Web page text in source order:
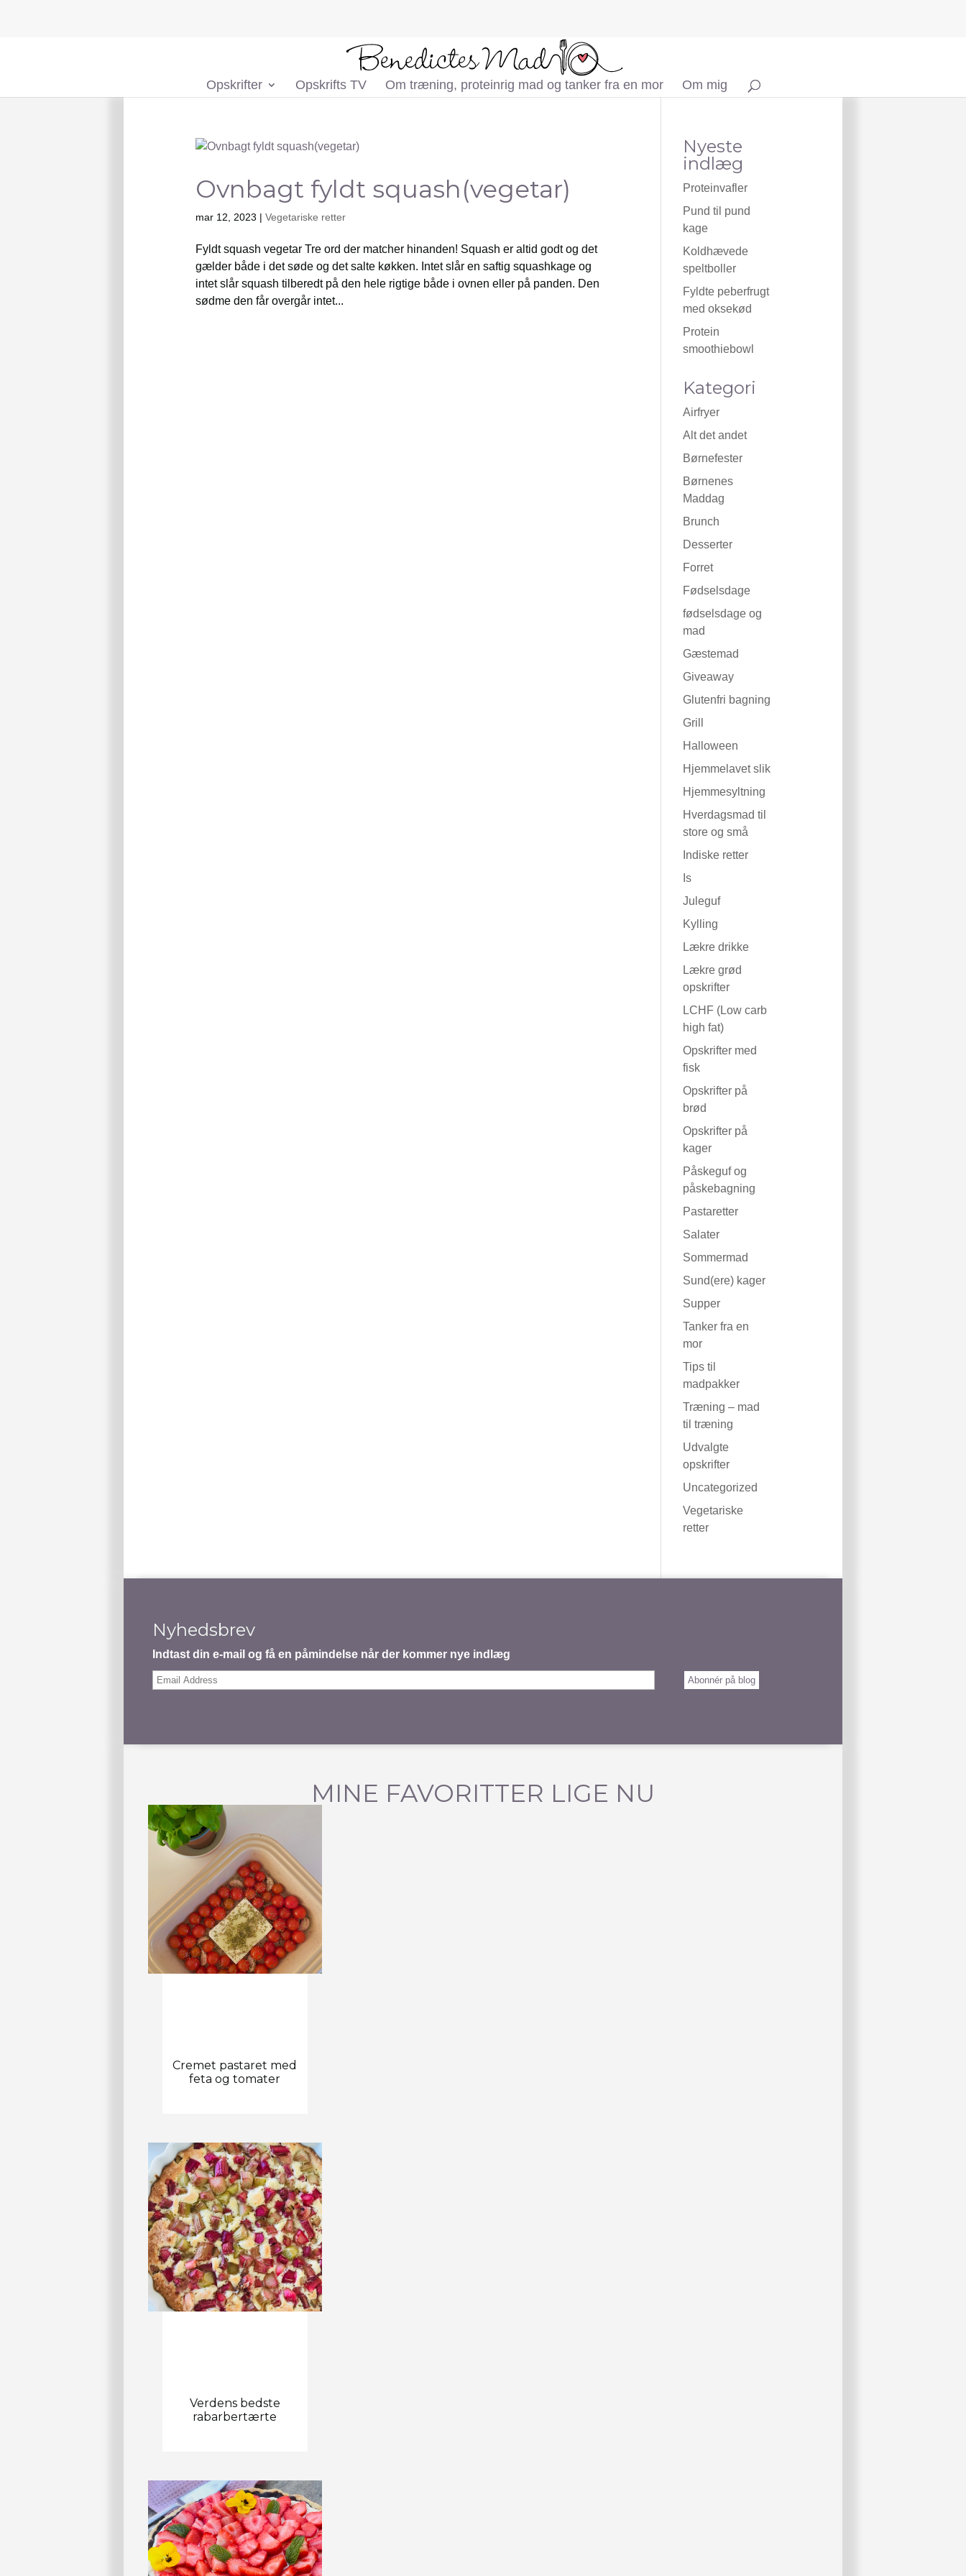
Opskrifter Opskrifts TV Om træning, proteinrig mad og tanker fra en mor Om mig
Ovnbagt fyldt squash(vegetar)
mar 12, 2023 | Vegetariske retter
Fyldt squash vegetar Tre ord der matcher hinanden! Squash er altid godt og det
gælder både i det søde og det salte køkken. Intet slår en saftig squashkage og
intet slår squash tilberedt på den hele rigtige både i ovnen eller på panden. Den
sødme den får overgår intet...
Nyeste
indlæg
Proteinvafler
Pund til pund
kage
Koldhævede
speltboller
Fyldte peberfrugt
med oksekød
Protein
smoothiebowl
Kategori
Airfryer
Alt det andet
Børnefester
Børnenes
Maddag
Brunch
Desserter
Forret
Fødselsdage
fødselsdage og
mad
Gæstemad
Giveaway
Glutenfri bagning
Grill
Halloween
Hjemmelavet slik
Hjemmesyltning
Hverdagsmad til
store og små
Indiske retter
Is
Juleguf
Kylling
Lækre drikke
Lækre grød
opskrifter
LCHF (Low carb
high fat)
Opskrifter med
fisk
Opskrifter på
brød
Opskrifter på
kager
Påskeguf og
påskebagning
Pastaretter
Salater
Sommermad
Sund(ere) kager
Supper
Tanker fra en
mor
Tips til
madpakker
Træning – mad
til træning
Udvalgte
opskrifter
Uncategorized
Vegetariske
retter
Nyhedsbrev
Indtast din e-mail og få en påmindelse når der kommer nye indlæg
Email
Abonnér på blog
MINE FAVORITTER LIGE NU
Cremet pastaret med
feta og tomater
Verdens bedste
rabarbertærte